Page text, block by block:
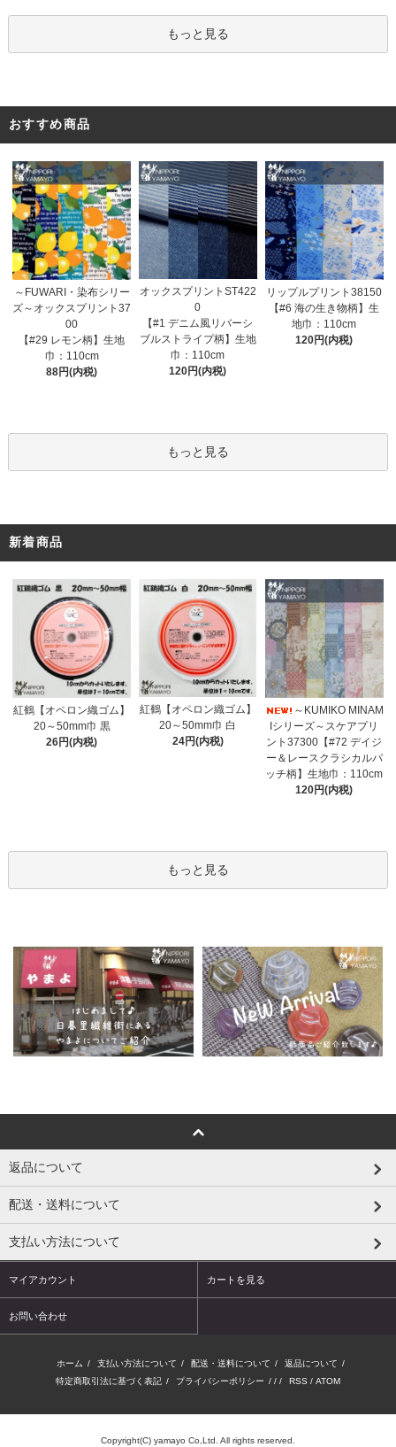
もっと見る
おすすめ商品
～FUWARI・染布シリー
ズ～オックスプリント37
00
【#29 レモン柄】生地
巾：110cm
88円(内税)
オックスプリントST422
0
【#1 デニム風リバーシ
ブルストライプ柄】生地
巾：110cm
120円(内税)
リップルプリント38150
【#6 海の生き物柄】生
地巾：110cm
120円(内税)
もっと見る
新着商品
紅鶴【オペロン織ゴム】
20～50mm巾 黒
26円(内税)
紅鶴【オペロン織ゴム】
20～50mm巾 白
24円(内税)
～KUMIKO MINAM
Iシリーズ～スケアプリ
ント37300【#72 デイジ
ー＆レースクラシカルパ
ッチ柄】生地巾：110cm
120円(内税)
もっと見る
返品について
配送・送料について
支払い方法について
マイアカウント カートを見る
お問い合わせ
ホーム / 支払い方法について / 配送・送料について / 返品について /
特定商取引法に基づく表記 / プライバシーポリシー / / / RSS / ATOM
Copyright(C) yamayo Co,Ltd. All rights reserved.